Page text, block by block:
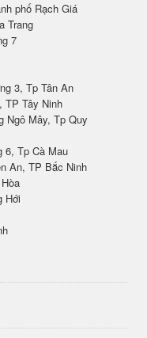
phố Rạch Giá
Trang
7
3, Tp Tân An
TP Tây Ninh
Ngô Mây, Tp Quy
6, Tp Cà Mau
An, TP Bắc Ninh
Hới